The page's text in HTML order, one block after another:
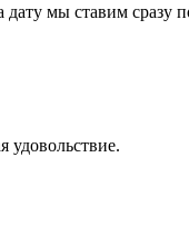
мы ставим сразу
удовольствие.